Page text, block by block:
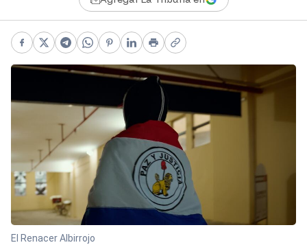
Facebook
X Telegram
WhatsApp
Pinterest
LinkedIn
PrintCopy link
El Renacer Albirrojo